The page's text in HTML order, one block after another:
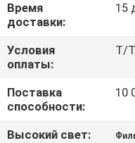
ПРОВЕРКА
КАЧЕСТВА
СВЯЖИТЕСЬ
Время
доставки:
15
Условия
оплаты:
T/T
Поставка
способности:
10
Высокий свет: